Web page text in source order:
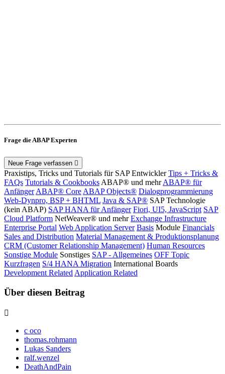
Frage die ABAP Experten
Neue Frage verfassen
Praxistips, Tricks und Tutorials für SAP Entwickler Tips + Tricks &
FAQs Tutorials & Cookbooks ABAP® und mehr ABAP® für
Anfänger ABAP® Core ABAP Objects® Dialogprogrammierung
Web-Dynpro, BSP + BHTML Java & SAP® SAP Technologie
(kein ABAP) SAP HANA für Anfänger Fiori, UI5, JavaScript SAP
Cloud Platform NetWeaver® und mehr Exchange Infrastructure
Enterprise Portal Web Application Server Basis Module Financials
Sales and Distribution Material Management & Produktionsplanung
CRM (Customer Relationship Management) Human Resources
Sonstige Module Sonstiges SAP - Allgemeines OFF Topic
Kurzfragen S/4 HANA Migration International Boards
Development Related Application Related
Über diesen Beitrag
c oco
thomas.rohmann
Lukas Sanders
ralf.wenzel
DeathAndPain